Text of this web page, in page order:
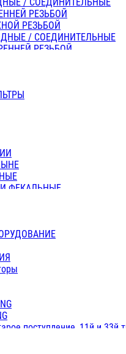
РЕЗЬБОЙ
РЕЗЬБОЙ
/ СОЕДИНИТЕЛЬНЫЕ
РЕЗЬБОЙ
РЕЗЬБОЙ
/ СОЕДИНИТЕЛЬНЫЕ
РЕЗЬБОЙ
ДВУХСЛ.
ФЕКАЛЬНЫЕ
поступление, 11й и 33й